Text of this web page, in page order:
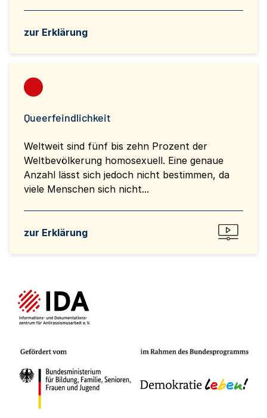
zur Erklärung
Queerfeindlichkeit
Weltweit sind fünf bis zehn Prozent der
Weltbevölkerung homosexuell. Eine genaue
Anzahl lässt sich jedoch nicht bestimmen, da
viele Menschen sich nicht...
zur Erklärung